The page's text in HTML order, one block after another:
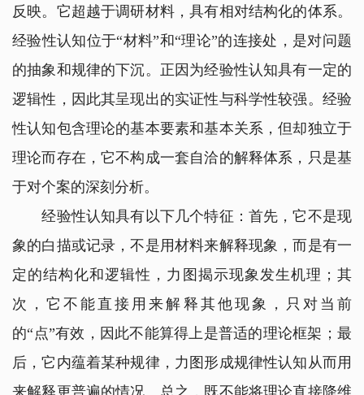
反映。它超越于调研材料，具有相对结构化的体系。
经验性认知位于“材料”和“理论”的连接处，是对问题
的抽象和规律的下沉。正因为经验性认知具有一定的
逻辑性，因此其呈现出的实证性与科学性较强。经验
性认知包含理论的基本要素和基本关系，但却独立于
理论而存在，它不构成一套自洽的解释体系，只是基
于对个案的深刻分析。
经验性认知具有以下几个特征：首先，它不是现
象的白描或记录，不是用材料来解释现象，而是有一
定的结构化和逻辑性，力图揭示现象发生机理；其
次，它不能直接用来解释其他现象，只对当前
的“点”有效，因此不能算得上是普适的理论框架；最
后，它内蕴着某种规律，力图形成规律性认知从而用